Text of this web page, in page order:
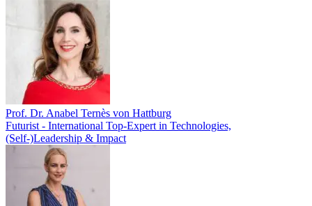
Prof. Dr. Anabel Ternès von Hattburg
Futurist - International Top-Expert in Technologies,
(Self-)Leadership & Impact